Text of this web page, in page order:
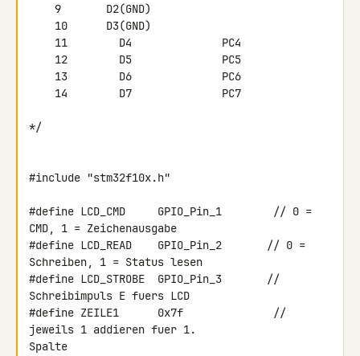
*/
#include "stm32f10x.h"
#define LCD_CMD     GPIO_Pin_1        // 0 =
CMD, 1 = Zeichenausgabe
#define LCD_READ    GPIO_Pin_2       // 0 =
Schreiben, 1 = Status lesen
#define LCD_STROBE  GPIO_Pin_3       //
Schreibimpuls E fuers LCD
#define ZEILE1      0x7f              //
jeweils 1 addieren fuer 1.
Spalte